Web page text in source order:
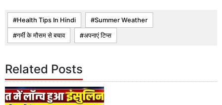
Health Tips In Hindi Summer Weather
गर्मी के मौसम से बचाव अपनाएं टिप्स
Related Posts